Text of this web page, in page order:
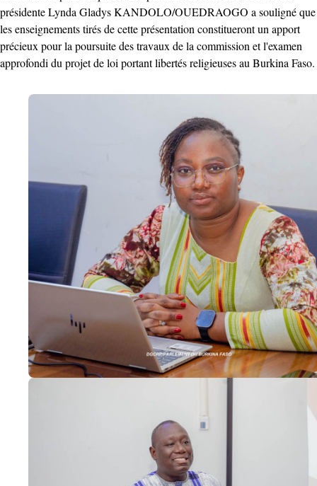
présidente Lynda Gladys KANDOLO/OUEDRAOGO a souligné que
les enseignements tirés de cette présentation constitueront un apport
précieux pour la poursuite des travaux de la commission et l'examen
approfondi du projet de loi portant libertés religieuses au Burkina Faso.